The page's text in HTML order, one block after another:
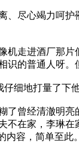
尽心竭力呵
走进酒厂那
的普通人呀
细地打量了下
曾经清澈明
在家，李琳
容，简单至此。